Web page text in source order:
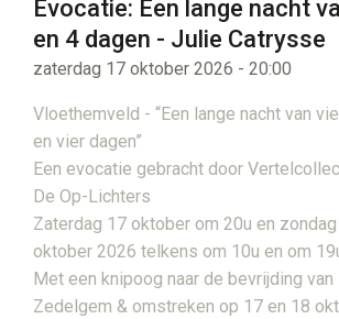
Evocatie: Een lange nacht
en 4 dagen - Julie Catrysse
zaterdag 17 oktober 2026 - 20:00
Vloethemveld - “Een lange nacht van
en vier dagen”
Een evocatie gebracht door
De Op-Lichters
Zaterdag 17 oktober om 20u en
oktober 2026 telkens om 10u en om
Met een knipoog naar de bevrijding van
Zedelgem & omstreken op 17 en 18